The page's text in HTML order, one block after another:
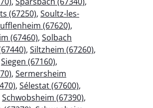
(67250), Soultz-les-
(67620),
(67460), Solbach
, Siltzheim (67260),
Siegen (67160),
, Sermersheim
, Sélestat (67600),
Schwobsheim (67390),